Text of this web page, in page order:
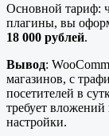
Основной тариф:
плагины, вы
18 000 рублей.
Вывод:
магазинов, с
посетителей в
требует вложений
настройки.